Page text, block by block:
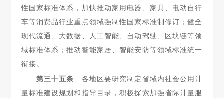
性国家标准体系，加快推动家用电器、家具、电动自行
车等消费品行业重点领域强制性国家标准制修订；健全
现代流通、大数据、人工智能、自动驾驶、区块链等领
域标准体系；推动智能家居、智能安防等领域标准统一
衔接。
第三十五条 各地区要研究制定省域内社会公用计
量标准建设规划和指导目录，积极探索加强省际计量服